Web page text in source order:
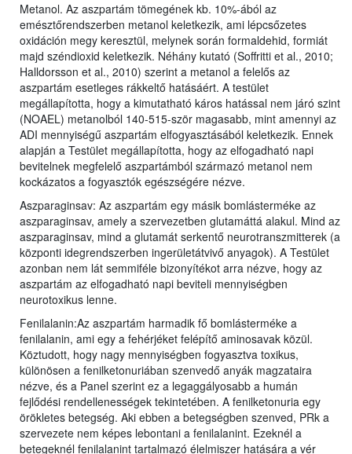
Metanol. Az aszpartám tömegének kb. 10%-ából az
emésztőrendszerben metanol keletkezik, ami lépcsőzetes
oxidáción megy keresztül, melynek során formaldehid, formiát
majd széndioxid keletkezik. Néhány kutató (Soffritti et al., 2010;
Halldorsson et al., 2010) szerint a metanol a felelős az
aszpartám esetleges rákkeltő hatásáért. A testület
megállapította, hogy a kimutatható káros hatással nem járó szint
(NOAEL) metanolból 140-515-ször magasabb, mint amennyi az
ADI mennyiségű aszpartám elfogyasztásából keletkezik. Ennek
alapján a Testület megállapította, hogy az elfogadható napi
bevitelnek megfelelő aszpartámból származó metanol nem
kockázatos a fogyasztók egészségére nézve.
Aszparaginsav: Az aszpartám egy másik bomlásterméke az
aszparaginsav, amely a szervezetben glutamáttá alakul. Mind az
aszparaginsav, mind a glutamát serkentő neurotranszmitterek (a
központi idegrendszerben ingerületátvivő anyagok). A Testület
azonban nem lát semmiféle bizonyítékot arra nézve, hogy az
aszpartám az elfogadható napi beviteli mennyiségben
neurotoxikus lenne.
Fenilalanin:Az aszpartám harmadik fő bomlásterméke a
fenilalanin, ami egy a fehérjéket felépítő aminosavak közül.
Köztudott, hogy nagy mennyiségben fogyasztva toxikus,
különösen a fenilketonuriában szenvedő anyák magzataira
nézve, és a Panel szerint ez a legaggályosabb a humán
fejlődési rendellenességek tekintetében. A fenilketonuria egy
örökletes betegség. Aki ebben a betegségben szenved, PRk a
szervezete nem képes lebontani a fenilalanint. Ezeknél a
betegeknél fenilalanint tartalmazó élelmiszer hatására a vér